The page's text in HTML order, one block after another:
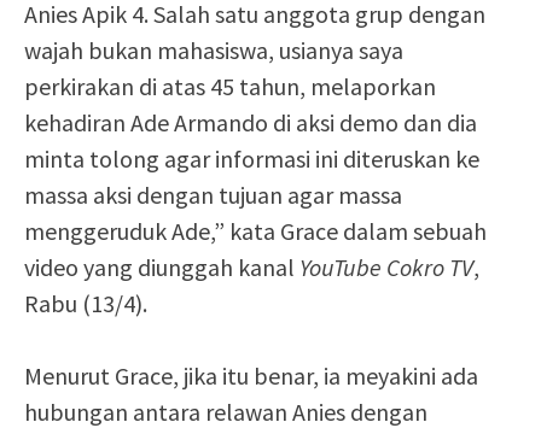
Anies Apik 4. Salah satu anggota grup dengan
wajah bukan mahasiswa, usianya saya
perkirakan di atas 45 tahun, melaporkan
kehadiran Ade Armando di aksi demo dan dia
minta tolong agar informasi ini diteruskan ke
massa aksi dengan tujuan agar massa
menggeruduk Ade,” kata Grace dalam sebuah
video yang diunggah kanal YouTube Cokro TV,
Rabu (13/4).
Menurut Grace, jika itu benar, ia meyakini ada
hubungan antara relawan Anies dengan